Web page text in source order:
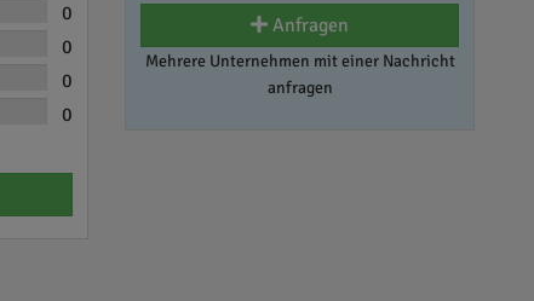
0
0
0
0
Anfragen
Mehrere Unternehmen mit einer Nachricht
anfragen